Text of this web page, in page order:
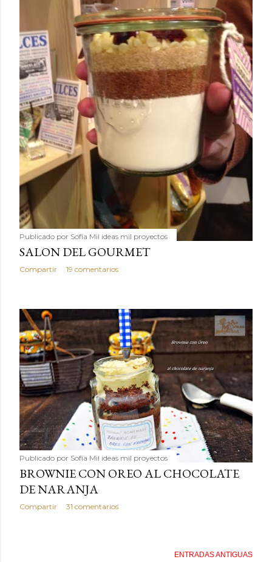
Publicado por Sofía Mil ideas mil proyectos
SALON DEL GOURMET
Compartir 19 comentarios
Publicado por Sofía Mil ideas mil proyectos
BROWNIE CON OREO AL CHOCOLATE
DE NARANJA
Compartir 31 comentarios
ENTRADAS ANTIGUAS